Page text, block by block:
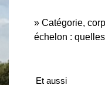
Catégorie,
échelon :
Et aussi